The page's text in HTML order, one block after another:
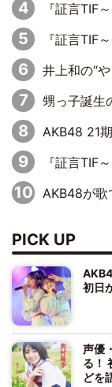
『証言TIF～アイドル戦国時代とはなんだった
『証言TIF～アイドル戦国時代とはなんだっ
井上和の“やる気フ
甥っ子誕生の松田好花、
AKB48 21期
『証言TIF～アイドル戦国時代とはなん
AKB48が歌で魅せ
PICK UP
初日
声優
る！
どを